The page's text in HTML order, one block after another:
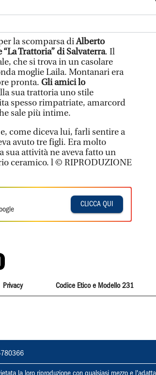
la scomparsa diAlberto
Trattoria” di Salvaterra. Il
che si trova in un casolare
moglie Laila. Montanari era
pronta. Gli amici lo
sua trattoria uno stile
spesso rimpatriate, amarcord
sale più intime.
come diceva lui, farli sentire a
avuto tre figli. Era molto
sua attività ne aveva fatto un
ceramico. l © RIPRODUZIONE
CLICCA QUI
Privacy Codice Etico e Modello 231
la loro riproduzione con qualsiasi mezzo e